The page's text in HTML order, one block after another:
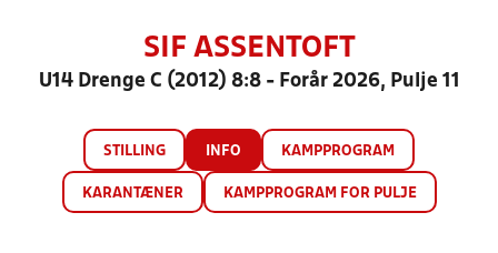
SIF ASSENTOFT
U14 Drenge C (2012) 8:8 - Forår 2026, Pulje 11
STILLING INFO KAMPPROGRAM
KARANTÆNER KAMPPROGRAM FOR PULJE